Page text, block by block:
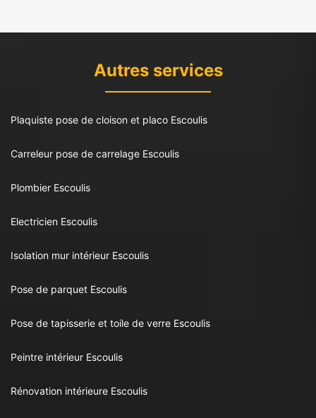
Autres services
Plaquiste pose de cloison et placo Escoulis
Carreleur pose de carrelage Escoulis
Plombier Escoulis
Electricien Escoulis
Isolation mur intérieur Escoulis
Pose de parquet Escoulis
Pose de tapisserie et toile de verre Escoulis
Peintre intérieur Escoulis
Rénovation intérieure Escoulis